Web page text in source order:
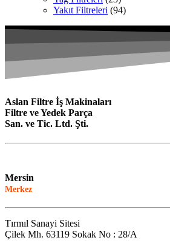
Yakıt Filtreleri (94)
Aslan Filtre İş Makinaları
Filtre ve Yedek Parça
San. ve Tic. Ltd. Şti.
Mersin
Merkez
Tırmıl Sanayi Sitesi
Çilek Mh. 63119 Sokak No : 28/A